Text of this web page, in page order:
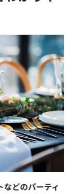
る
どのパーティ